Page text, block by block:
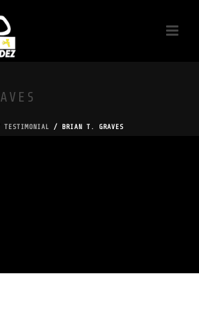
TESTIMONIAL / BRIAN T. GRAVES